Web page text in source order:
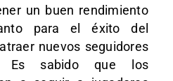
un buen rendimiento
para el éxito del
nuevos seguidores
Es sabido que los